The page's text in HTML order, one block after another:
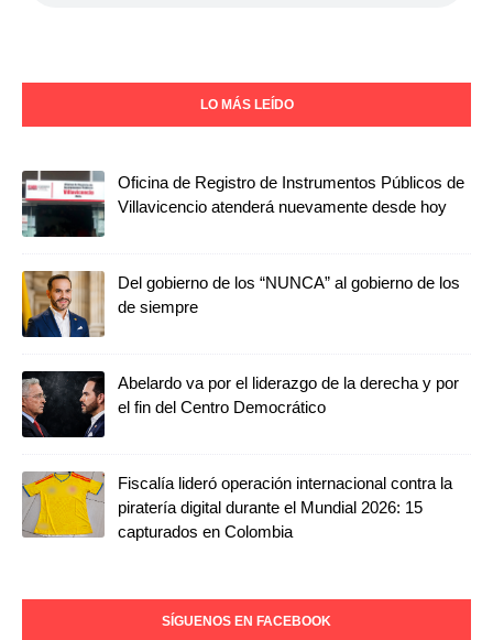
LO MÁS LEÍDO
Oficina de Registro de Instrumentos Públicos de
Villavicencio atenderá nuevamente desde hoy
Del gobierno de los “NUNCA” al gobierno de los
de siempre
Abelardo va por el liderazgo de la derecha y por
el fin del Centro Democrático
Fiscalía lideró operación internacional contra la
piratería digital durante el Mundial 2026: 15
capturados en Colombia
SÍGUENOS EN FACEBOOK